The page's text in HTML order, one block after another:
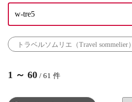
トラベルソムリエ（Travel sommelier）
1 ～ 60 / 61 件